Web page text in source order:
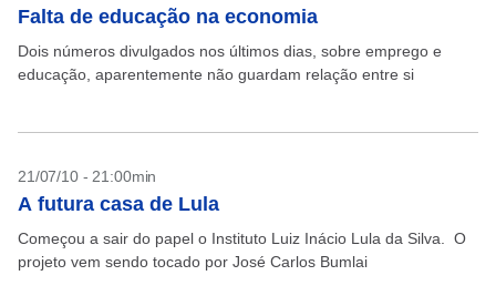
Falta de educação na economia
Dois números divulgados nos últimos dias, sobre emprego e
educação, aparentemente não guardam relação entre si
21/07/10 - 21:00min
A futura casa de Lula
Começou a sair do papel o Instituto Luiz Inácio Lula da Silva. O
projeto vem sendo tocado por José Carlos Bumlai